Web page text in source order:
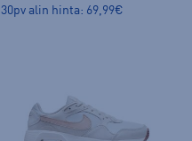
30pv alin hinta: 69,99€